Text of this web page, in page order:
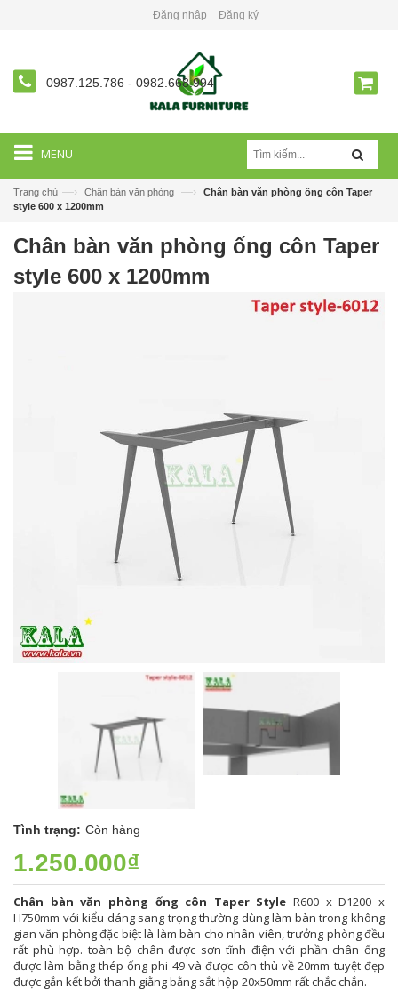
Đăng nhập Đăng ký
0987.125.786 - 0982.668.994
MENU
Trang chủ —› Chân bàn văn phòng —›
Chân bàn văn phòng ống côn Taper
style 600 x 1200mm
Chân bàn văn phòng ống côn Taper
style 600 x 1200mm
Tình trạng: Còn hàng
1.250.000₫
Chân bàn văn phòng ống côn Taper Style R600 x D1200 x
H750mm với kiểu dáng sang trọng thường dùng làm bàn trong không
gian văn phòng đặc biệt là làm bàn cho nhân viên, trưởng phòng đều
rất phù hợp. toàn bộ chân được sơn tĩnh điện với phần chân ống
được làm bằng thép ống phi 49 và được côn thù về 20mm tuyệt đẹp
được gắn kết bởi thanh giằng bằng sắt hộp 20x50mm rất chắc chắn.